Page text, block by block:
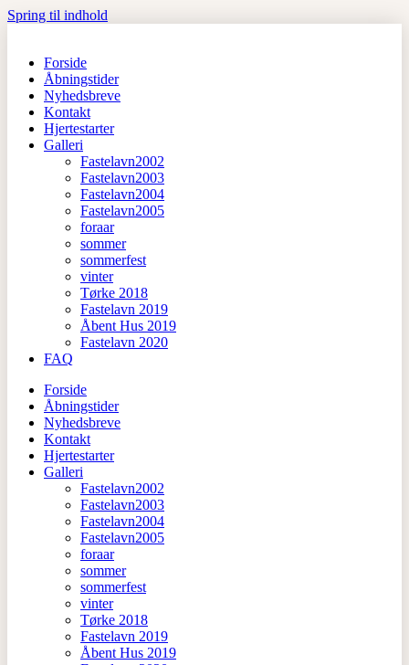
Spring til indhold
Forside
Åbningstider
Nyhedsbreve
Kontakt
Hjertestarter
Galleri
Fastelavn2002
Fastelavn2003
Fastelavn2004
Fastelavn2005
foraar
sommer
sommerfest
vinter
Tørke 2018
Fastelavn 2019
Åbent Hus 2019
Fastelavn 2020
FAQ
Forside
Åbningstider
Nyhedsbreve
Kontakt
Hjertestarter
Galleri
Fastelavn2002
Fastelavn2003
Fastelavn2004
Fastelavn2005
foraar
sommer
sommerfest
vinter
Tørke 2018
Fastelavn 2019
Åbent Hus 2019